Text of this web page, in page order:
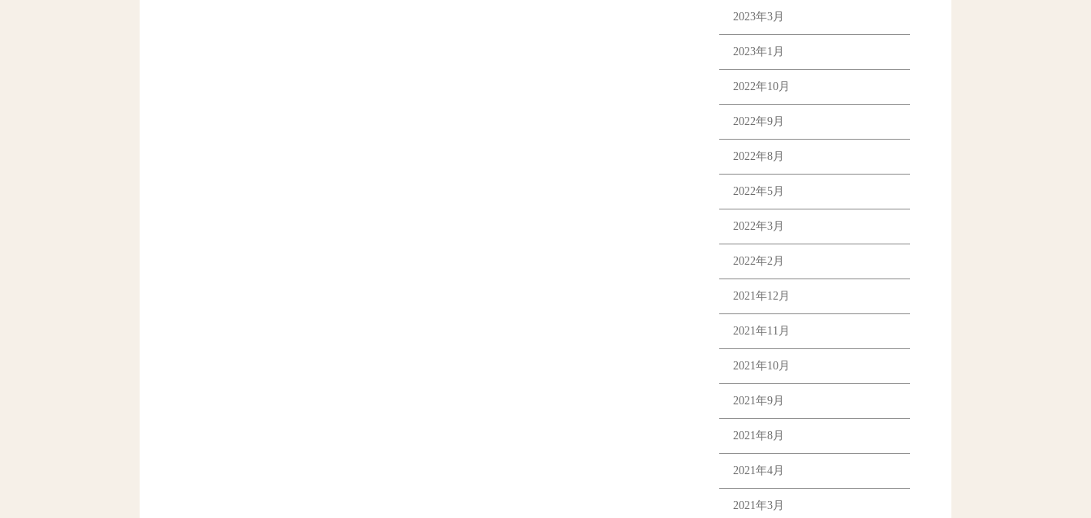
2023年3月
2023年1月
2022年10月
2022年9月
2022年8月
2022年5月
2022年3月
2022年2月
2021年12月
2021年11月
2021年10月
2021年9月
2021年8月
2021年4月
2021年3月